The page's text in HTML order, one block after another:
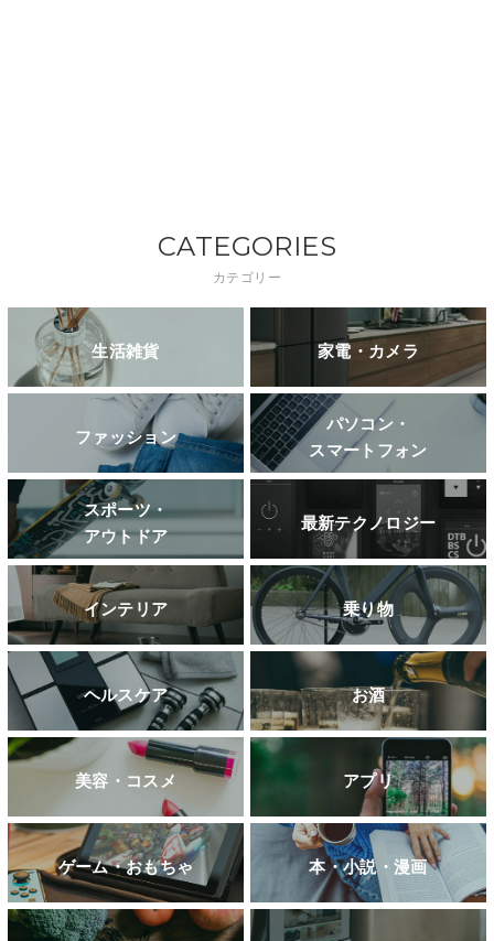
CATEGORIES
カテゴリー
生活雑貨 家電・カメラ
ファッション
パソコン・
スマートフォン
スポーツ・
アウトドア
最新テクノロジー
インテリア 乗り物
ヘルスケア お酒
美容・コスメ アプリ
ゲーム・おもちゃ 本・小説・漫画